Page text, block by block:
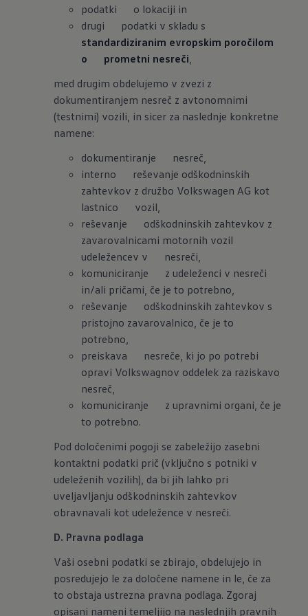
podatki o lokaciji in
drugi podatki v skladu s
standardiziranim evropskim poročilom
o prometni nesreči
med drugim obdelujemo v zvezi z
dokumentiranjem nesreč z avtonomnimi
(testnimi) vozili, in sicer za naslednje konkretne
namene:
dokumentiranje nesreč,
interno reševanje odškodninskih
zahtevkov z družbo Volkswagen AG kot
lastnico vozil,
reševanje odškodninskih zahtevkov z
zavarovalnicami motornih vozil
udeležencev v nesreči,
komuniciranje z udeleženci v nesreči
in/ali pričami, če je to potrebno,
reševanje odškodninskih zahtevkov s
pristojno zavarovalnico, če je to
potrebno,
preiskava nesreče, ki jo po potrebi
opravi Volkswagnov oddelek za raziskavo
nesreč,
komuniciranje z upravnimi organi, če je
to potrebno.
Pod določenimi pogoji se zabeležijo zasebni
kontaktni podatki prič (vključno s potniki v
udeleženih vozilih), da bi jih lahko pri
uveljavljanju odškodninskih zahtevkov
obravnavali kot udeležence v nesreči.
D. Pravna podlaga
Vaši osebni podatki se zbirajo, obdelujejo in
posredujejo le za določene namene in le, če za
to obstaja ustrezna pravna podlaga. Zgoraj
opisani nameni temeljijo na naslednjih pravnih